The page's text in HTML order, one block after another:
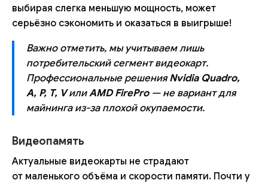
выбирая слегка меньшую мощность, может
серьёзно сэкономить и оказаться в выигрыше!
Важно отметить, мы учитываем лишь
потребительский сегмент видеокарт.
Профессиональные решенияNvidia Quadro,
A, P, T, VилиAMD FirePro— не вариант для
майнинга из-за плохой окупаемости.
Видеопамять
Актуальные видеокарты не страдают
от маленького объёма и скорости памяти. Почти у